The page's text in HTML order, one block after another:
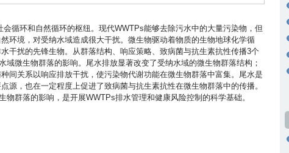
循环和自然循环的枢纽。现代WWTPs能够去除污水中的大量污染物，但
环境，对受纳水域造成很大干扰。微生物驱动着物质的生物地球化学循
干扰的先锋生物。从群落结构、响应策略、致病菌与抗生素抗性传播3个
域微生物群落的影响。尾水排放显著改变了受纳水域的微生物群落结构；
间关系以响应排放干扰，使污染物代谢功能在微生物群落中富集。尾水是
源，也在一定程度上促进了致病菌与抗生素抗性在微生物群落中的传播。
物群落的影响，是开展WWTPs排水管理和健康风险控制的科学基础。